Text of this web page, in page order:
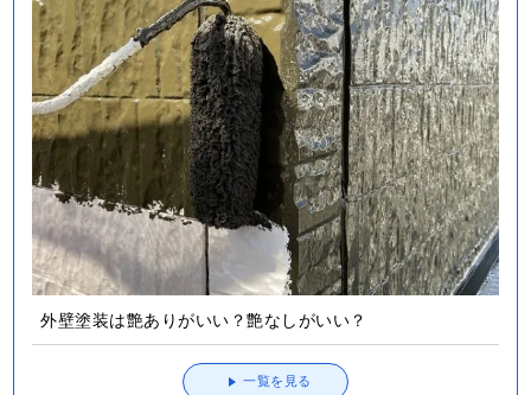
外壁塗装は艶ありがいい？艶なしがいい？
一覧を見る